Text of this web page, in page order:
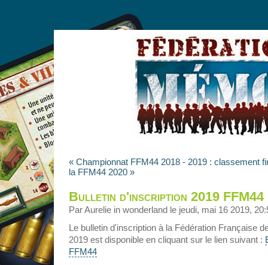
« Championnat FFM44 2018 - 2019 : classement
la FFM44 2020 »
Bulletin d'inscription 2019 FFM44
Par Aurelie in wonderland le jeudi, mai 16 2019,
Le bulletin d'inscription à la Fédération Française
2019 est disponible en cliquant sur le lien suivant :
FFM44